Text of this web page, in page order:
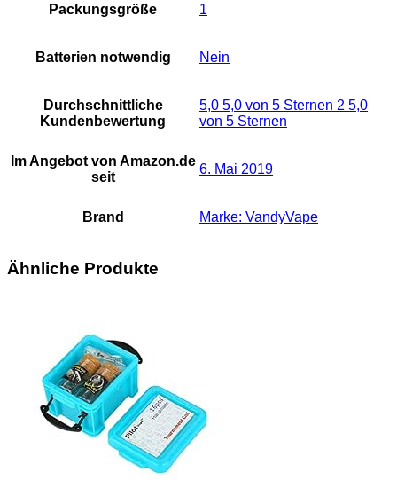
Packungsgröße 1
Batterien notwendig Nein
Durchschnittliche
Kundenbewertung
5,0 5,0 von 5 Sternen 2 5,0
von 5 Sternen
Im Angebot von Amazon.de
seit
6. Mai 2019
Brand Marke: VandyVape
Ähnliche Produkte